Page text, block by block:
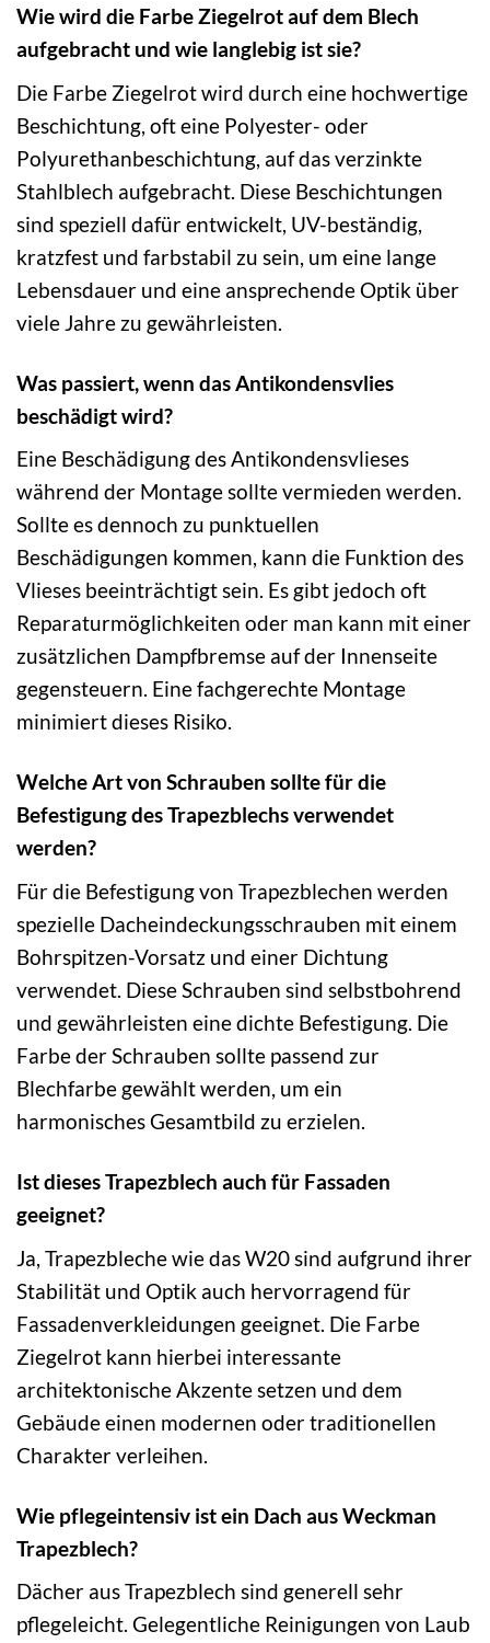
Wie wird die Farbe Ziegelrot auf dem Blech
aufgebracht und wie langlebig ist sie?
Die Farbe Ziegelrot wird durch eine hochwertige
Beschichtung, oft eine Polyester- oder
Polyurethanbeschichtung, auf das verzinkte
Stahlblech aufgebracht. Diese Beschichtungen
sind speziell dafür entwickelt, UV-beständig,
kratzfest und farbstabil zu sein, um eine lange
Lebensdauer und eine ansprechende Optik über
viele Jahre zu gewährleisten.
Was passiert, wenn das Antikondensvlies
beschädigt wird?
Eine Beschädigung des Antikondensvlieses
während der Montage sollte vermieden werden.
Sollte es dennoch zu punktuellen
Beschädigungen kommen, kann die Funktion des
Vlieses beeinträchtigt sein. Es gibt jedoch oft
Reparaturmöglichkeiten oder man kann mit einer
zusätzlichen Dampfbremse auf der Innenseite
gegensteuern. Eine fachgerechte Montage
minimiert dieses Risiko.
Welche Art von Schrauben sollte für die
Befestigung des Trapezblechs verwendet
werden?
Für die Befestigung von Trapezblechen werden
spezielle Dacheindeckungsschrauben mit einem
Bohrspitzen-Vorsatz und einer Dichtung
verwendet. Diese Schrauben sind selbstbohrend
und gewährleisten eine dichte Befestigung. Die
Farbe der Schrauben sollte passend zur
Blechfarbe gewählt werden, um ein
harmonisches Gesamtbild zu erzielen.
Ist dieses Trapezblech auch für Fassaden
geeignet?
Ja, Trapezbleche wie das W20 sind aufgrund ihrer
Stabilität und Optik auch hervorragend für
Fassadenverkleidungen geeignet. Die Farbe
Ziegelrot kann hierbei interessante
architektonische Akzente setzen und dem
Gebäude einen modernen oder traditionellen
Charakter verleihen.
Wie pflegeintensiv ist ein Dach aus Weckman
Trapezblech?
Dächer aus Trapezblech sind generell sehr
pflegeleicht. Gelegentliche Reinigungen von Laub